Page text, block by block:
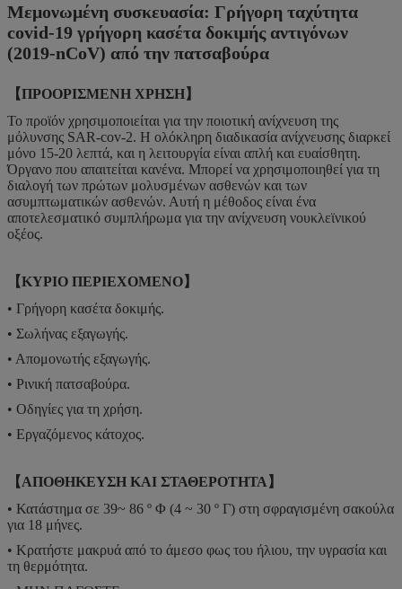
Μεμονωμένη συσκευασία: Γρήγορη ταχύτητα
covid-19 γρήγορη κασέτα δοκιμής αντιγόνων
(2019-nCoV) από την πατσαβούρα
【ΠΡΟΟΡΙΣΜΕΝΗ ΧΡΗΣΗ】
Το προϊόν χρησιμοποιείται για την ποιοτική ανίχνευση της
μόλυνσης SAR-cov-2. Η ολόκληρη διαδικασία ανίχνευσης διαρκεί
μόνο 15-20 λεπτά, και η λειτουργία είναι απλή και ευαίσθητη.
Όργανο που απαιτείται κανένα. Μπορεί να χρησιμοποιηθεί για τη
διαλογή των πρώτων μολυσμένων ασθενών και των
ασυμπτωματικών ασθενών. Αυτή η μέθοδος είναι ένα
αποτελεσματικό συμπλήρωμα για την ανίχνευση νουκλεϊνικού
οξέος.
【ΚΥΡΙΟ ΠΕΡΙΕΧΟΜΕΝΟ】
• Γρήγορη κασέτα δοκιμής.
• Σωλήνας εξαγωγής.
• Απομονωτής εξαγωγής.
• Ρινική πατσαβούρα.
• Οδηγίες για τη χρήση.
• Εργαζόμενος κάτοχος.
【ΑΠΟΘΗΚΕΥΣΗ ΚΑΙ ΣΤΑΘΕΡΟΤΗΤΑ】
• Κατάστημα σε 39~ 86 º Φ (4 ~ 30 º Γ) στη σφραγισμένη σακούλα
για 18 μήνες.
• Κρατήστε μακρυά από το άμεσο φως του ήλιου, την υγρασία και
τη θερμότητα.